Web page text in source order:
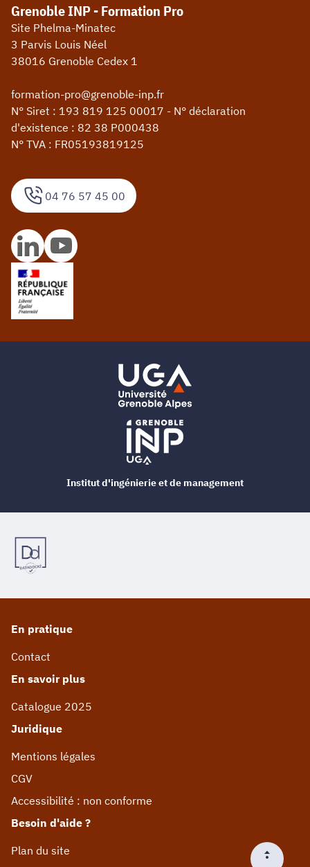
04 76 57 45 00
Grenoble INP - Formation Pro
Site Phelma-Minatec
3 Parvis Louis Néel
38016 Grenoble Cedex 1
formation-pro@grenoble-inp.fr
N° Siret : 193 819 125 00017 - N° déclaration
d'existence : 82 38 P000438
N° TVA : FR05193819125
En pratique
Contact
En savoir plus
Catalogue 2025
Juridique
Mentions légales
CGV
Accessibilité : non conforme
Besoin d'aide ?
Plan du site
Institut d'ingénierie et de management